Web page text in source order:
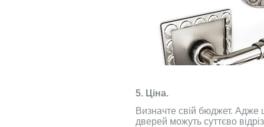
5. Ціна.
Визначте свій бюджет. Адже
дверей можуть суттєво